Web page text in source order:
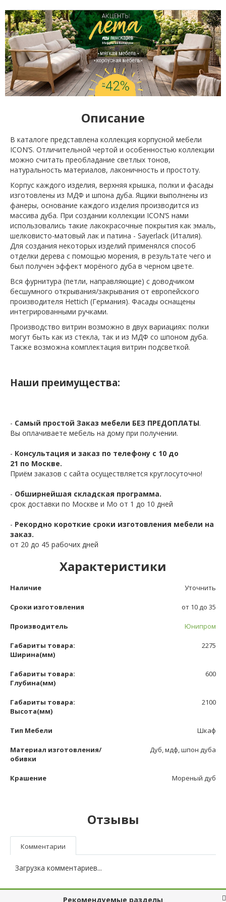
Описание
В каталоге представлена коллекция корпусной мебели
ICON’S. Отличительной чертой и особенностью коллекции
можно считать преобладание светлых тонов,
натуральность материалов, лаконичность и простоту.
Корпус каждого изделия, верхняя крышка, полки и фасады
изготовлены из МДФ и шпона дуба. Ящики выполнены из
фанеры, основание каждого изделия производится из
массива дуба. При создании коллекции ICON’S нами
использовались такие лакокрасочные покрытия как эмаль,
шелковисто-матовый лак и патина - Sayerlack (Италия).
Для создания некоторых изделий применялся способ
отделки дерева с помощью морения, в результате чего и
был получен эффект морёного дуба в черном цвете.
Вся фурнитура (петли, направляющие) с доводчиком
бесшумного открывания/закрывания от европейского
производителя Hettich (Германия). Фасады оснащены
интегрированными ручками.
Производство витрин возможно в двух вариациях: полки
могут быть как из стекла, так и из МДФ со шпоном дуба.
Также возможна комплектация витрин подсветкой.
Наши преимущества:
- Самый простой Заказ мебели БЕЗ ПРЕДОПЛАТЫ.
Вы оплачиваете мебель на дому при получении.
- Консультация и заказ по телефону с 10 до
21 по Москве.
Приём заказов с сайта осуществляется круглосуточно!
- Обширнейшая складская программа.
срок доставки по Москве и Мо от 1 до 10 дней
- Рекордно короткие сроки изготовления мебели на
заказ.
от 20 до 45 рабочих дней
Характеристики
Наличие Уточнить
Сроки изготовления от 10 до 35
Производитель Юнипром
Габариты товара:
Ширина(мм)
2275
Габариты товара:
Глубина(мм)
600
Габариты товара:
Высота(мм)
2100
Тип Мебели Шкаф
Материал изготовления/
обивки
Дуб, мдф, шпон дуба
Крашение Мореный дуб
Отзывы
Комментарии
Загрузка комментариев...
Рекомендуемые разделы